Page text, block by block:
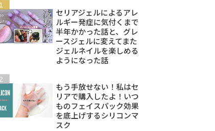
セリアジェルによるアレ
ルギー発症に気付くまで
半年かかった話と、グレ
ースジェルに変えてまた
ジェルネイルを楽しめる
ようになった話
もう手放せない！私はセ
リアで購入したよ！いつ
ものフェイスパック効果
を底上げするシリコンマ
スク